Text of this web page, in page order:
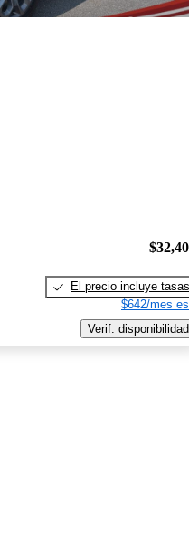
El precio incluye tasas
$642/mes
Verif. disponibilidad